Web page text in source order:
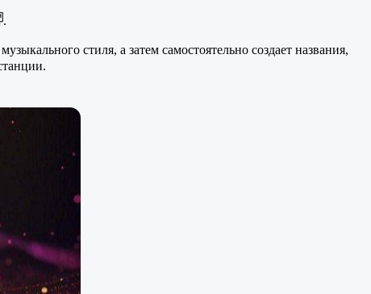
.
стиля, а затем самостоятельно создает названия,